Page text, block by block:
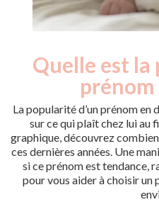
Quelle est
La popularité d’un prénom
sur ce qui plaît chez lui au
graphique, découvrez
ces dernières années. Une
si ce prénom est tendance,
pour vous aider à choisir un
Année
Nouveaux-
nés
2014
7
2015
5
2016
6
2018
12
2019
5
2020
7